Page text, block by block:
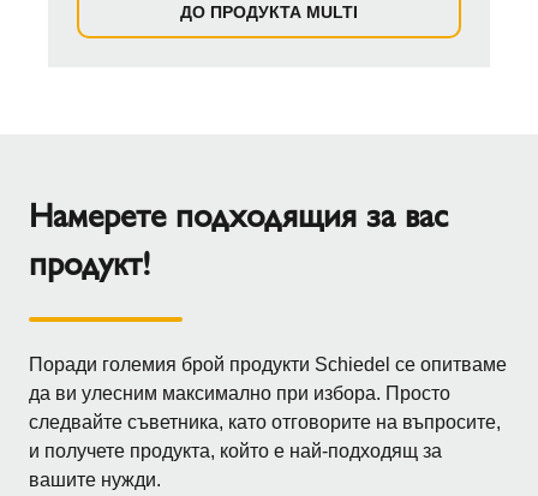
ДО ПРОДУКТА MULTI
Намерете подходящия за вас
продукт!
Поради големия брой продукти Schiedel се опитваме
да ви улесним максимално при избора. Просто
следвайте съветника, като отговорите на въпросите,
и получете продукта, който е най-подходящ за
вашите нужди.